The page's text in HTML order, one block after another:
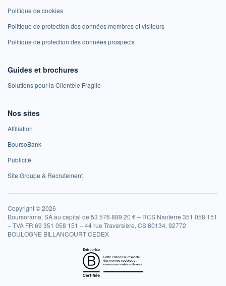
Politique de cookies
Politique de protection des données membres et visiteurs
Politique de protection des données prospects
Guides et brochures
Solutions pour la Clientèle Fragile
Nos sites
Affiliation
BoursoBank
Publicité
Site Groupe & Recrutement
Copyright © 2026
Boursorama, SA au capital de 53 576 889,20 € – RCS Nanterre 351 058 151
– TVA FR 69 351 058 151 – 44 rue Traversière, CS 80134, 92772
BOULOGNE BILLANCOURT CEDEX